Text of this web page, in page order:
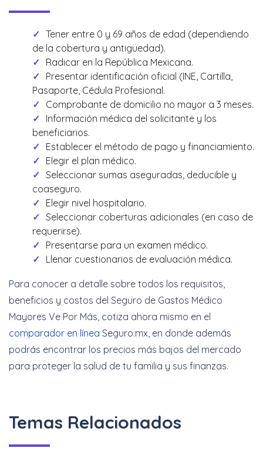
Tener entre 0 y 69 años de edad (dependiendo
de la cobertura y antigüedad).
Radicar en la República Mexicana.
Presentar identificación oficial (INE, Cartilla,
Pasaporte, Cédula Profesional.
Comprobante de domicilio no mayor a 3 meses.
Información médica del solicitante y los
beneficiarios.
Establecer el método de pago y financiamiento.
Elegir el plan médico.
Seleccionar sumas aseguradas, deducible y
coaseguro.
Elegir nivel hospitalario.
Seleccionar coberturas adicionales (en caso de
requerirse).
Presentarse para un examen médico.
Llenar cuestionarios de evaluación médica.
Para conocer a detalle sobre todos los requisitos,
beneficios y costos del Seguro de Gastos Médico
Mayores Ve Por Más, cotiza ahora mismo en el
comparador en línea Seguro.mx, en donde además
podrás encontrar los precios más bajos del mercado
para proteger la salud de tu familia y sus finanzas.
Temas Relacionados